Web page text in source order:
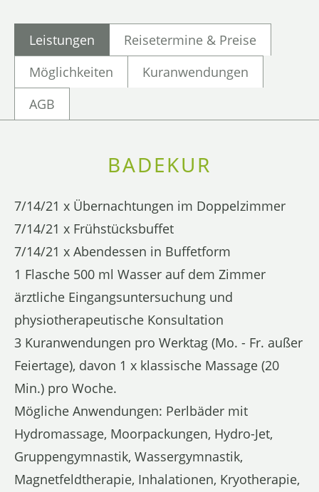
Leistungen
Reisetermine & Preise
Möglichkeiten
Kuranwendungen
AGB
BADEKUR
7/14/21 x Übernachtungen im Doppelzimmer
7/14/21 x Frühstücksbuffet
7/14/21 x Abendessen in Buffetform
1 Flasche 500 ml Wasser auf dem Zimmer
ärztliche Eingangsuntersuchung und
physiotherapeutische Konsultation
3 Kuranwendungen pro Werktag (Mo. - Fr. außer
Feiertage), davon 1 x klassische Massage (20
Min.) pro Woche.
Mögliche Anwendungen: Perlbäder mit
Hydromassage, Moorpackungen, Hydro-Jet,
Gruppengymnastik, Wassergymnastik,
Magnetfeldtherapie, Inhalationen, Kryotherapie,